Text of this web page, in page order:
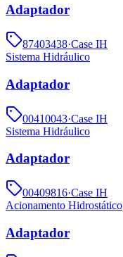
Adaptador
87403438·Case IH
Sistema Hidráulico
Adaptador
00410043·Case IH
Sistema Hidráulico
Adaptador
00409816·Case IH
Acionamento Hidrostático
Adaptador